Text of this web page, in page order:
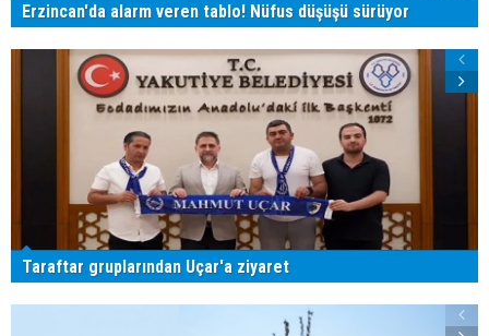
Erzincan'da alarm veren tablo! Nüfus düşüşü sürüyor
Taraftar gruplarından Uçar'a ziyaret